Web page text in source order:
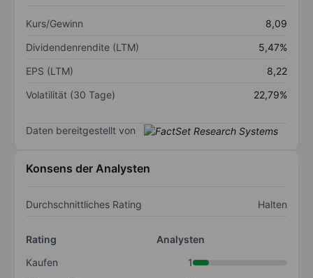
Kurs/Gewinn
8,09
Dividendenrendite (LTM)
5,47%
EPS (LTM)
8,22
Volatilität (30 Tage)
22,79%
Daten bereitgestellt von
Konsens der Analysten
Durchschnittliches Rating Halten
Rating
Analysten
Kaufen
1